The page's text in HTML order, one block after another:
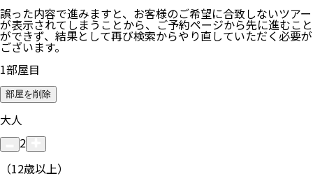
誤った内容で進みますと、お客様のご希望に合致しないツアー
が表示されてしまうことから、ご予約ページから先に進むこと
ができず、結果として再び検索からやり直していただく必要が
ございます。
1部屋目
部屋を削除
大人
2
（12歳以上）